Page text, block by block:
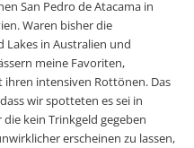
San Pedro de Atacama in
Waren bisher die
Lakes in Australien und
meine Favoriten,
intensiven Rottönen. Das
wir spotteten es sei in
kein Trinkgeld gegeben
erscheinen zu lassen,